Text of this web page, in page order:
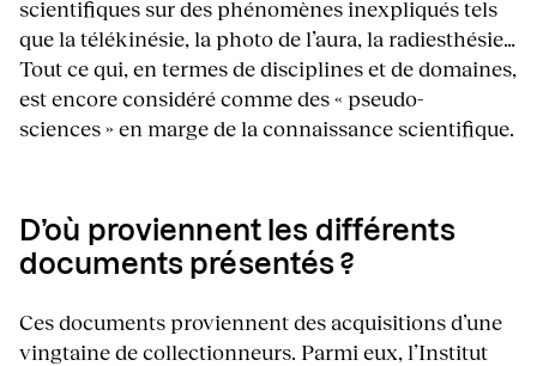
scientifiques sur des phénomènes inexpliqués tels
que la télékinésie, la photo de l’aura, la radiesthésie…
Tout ce qui, en termes de disciplines et de domaines,
est encore considéré comme des « pseudo-
sciences » en marge de la connaissance scientifique.
D’où proviennent les différents
documents présentés ?
Ces documents proviennent des acquisitions d’une
vingtaine de collectionneurs. Parmi eux, l’Institut